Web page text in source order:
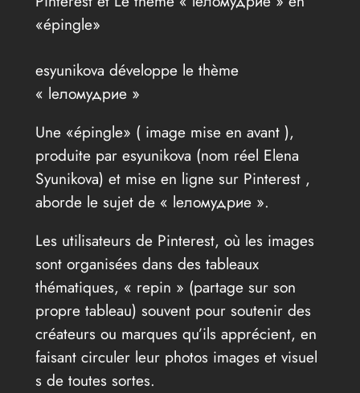
«épingle»
esyunikova développe le thème
« lеломудрие »
Une «épingle» ( image mise en avant ),
produite par esyunikova (nom réel Elena
Syunikova) et mise en ligne sur Pinterest ,
aborde le sujet de « lеломудрие ».
Les utilisateurs de Pinterest, où les images
sont organisées dans des tableaux
thématiques, « repin » (partage sur son
propre tableau) souvent pour soutenir des
créateurs ou marques qu’ils apprécient, en
faisant circuler leur photos images et visuel
s de toutes sortes.